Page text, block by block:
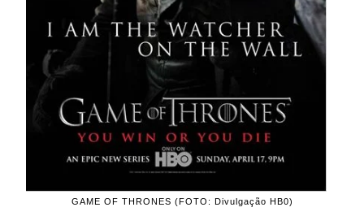
GAME OF THRONES (FOTO: Divulgação HB0)